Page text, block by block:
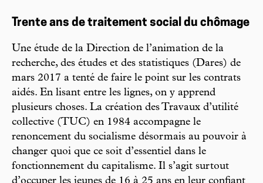
Trente ans de traitement social du chômage
Une étude de la Direction de l’animation de la
recherche, des études et des statistiques (Dares) de
mars 2017 a tenté de faire le point sur les contrats
aidés. En lisant entre les lignes, on y apprend
plusieurs choses. La création des Travaux d’utilité
collective (TUC) en 1984 accompagne le
renoncement du socialisme désormais au pouvoir à
changer quoi que ce soit d’essentiel dans le
fonctionnement du capitalisme. Il s’agit surtout